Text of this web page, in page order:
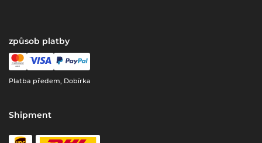
způsob platby
Platba předem, Dobírka
Shipment